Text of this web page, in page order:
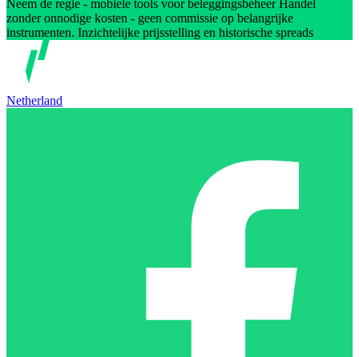
Neem de regie - mobiele tools voor beleggingsbeheer Handel
zonder onnodige kosten - geen commissie op belangrijke
instrumenten. Inzichtelijke prijsstelling en historische spreads
Netherland